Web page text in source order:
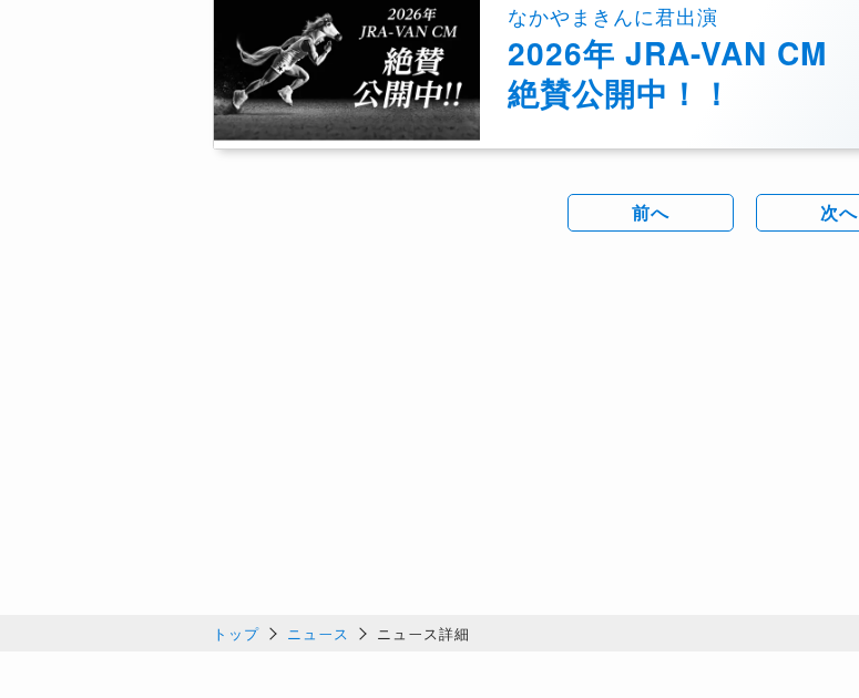
なかやまきんに君出演
2026年 JRA-VAN CM
絶賛公開中！！
前へ 次へ
トップ ニュース ニュース詳細